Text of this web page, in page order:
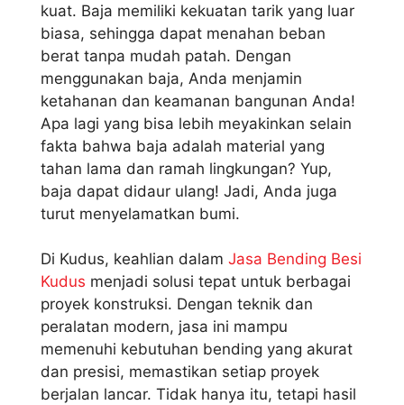
kuat. Baja memiliki kekuatan tarik yang luar
biasa, sehingga dapat menahan beban
berat tanpa mudah patah. Dengan
menggunakan baja, Anda menjamin
ketahanan dan keamanan bangunan Anda!
Apa lagi yang bisa lebih meyakinkan selain
fakta bahwa baja adalah material yang
tahan lama dan ramah lingkungan? Yup,
baja dapat didaur ulang! Jadi, Anda juga
turut menyelamatkan bumi.
Di Kudus, keahlian dalam Jasa Bending Besi
Kudus menjadi solusi tepat untuk berbagai
proyek konstruksi. Dengan teknik dan
peralatan modern, jasa ini mampu
memenuhi kebutuhan bending yang akurat
dan presisi, memastikan setiap proyek
berjalan lancar. Tidak hanya itu, tetapi hasil